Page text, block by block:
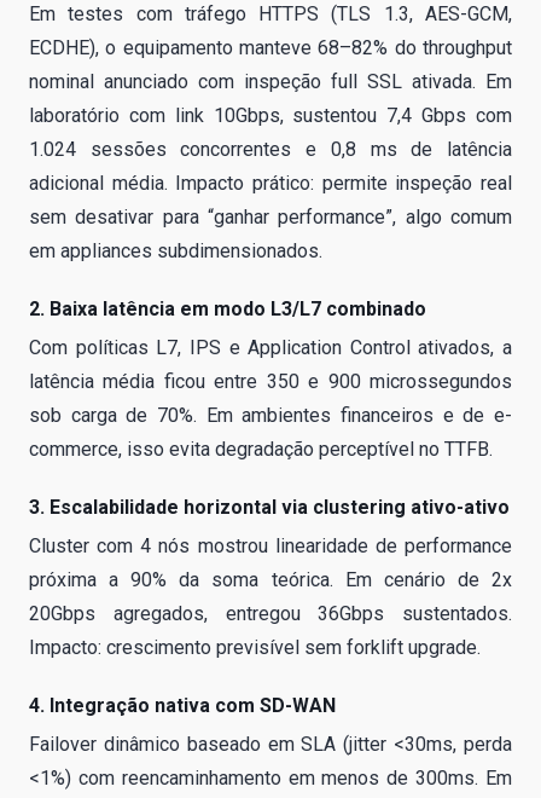
Em testes com tráfego HTTPS (TLS 1.3, AES-GCM,
ECDHE), o equipamento manteve 68–82% do throughput
nominal anunciado com inspeção full SSL ativada. Em
laboratório com link 10Gbps, sustentou 7,4 Gbps com
1.024 sessões concorrentes e 0,8 ms de latência
adicional média. Impacto prático: permite inspeção real
sem desativar para “ganhar performance”, algo comum
em appliances subdimensionados.
2. Baixa latência em modo L3/L7 combinado
Com políticas L7, IPS e Application Control ativados, a
latência média ficou entre 350 e 900 microssegundos
sob carga de 70%. Em ambientes financeiros e de e-
commerce, isso evita degradação perceptível no TTFB.
3. Escalabilidade horizontal via clustering ativo-ativo
Cluster com 4 nós mostrou linearidade de performance
próxima a 90% da soma teórica. Em cenário de 2x
20Gbps agregados, entregou 36Gbps sustentados.
Impacto: crescimento previsível sem forklift upgrade.
4. Integração nativa com SD-WAN
Failover dinâmico baseado em SLA (jitter <30ms, perda
<1%) com reencaminhamento em menos de 300ms. Em